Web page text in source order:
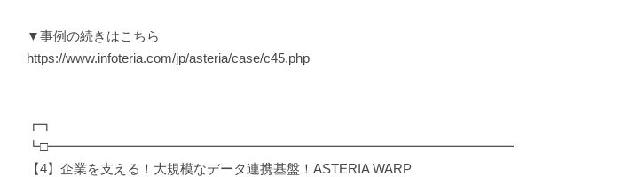
▼事例の続きはこちら
https://www.infoteria.com/jp/asteria/case/c45.php
┏┓
┗□━━━━━━━━━━━━━━━━━━━━━━━━━━━━━━━━━━━
【4】企業を支える！大規模なデータ連携基盤！ASTERIA WARP